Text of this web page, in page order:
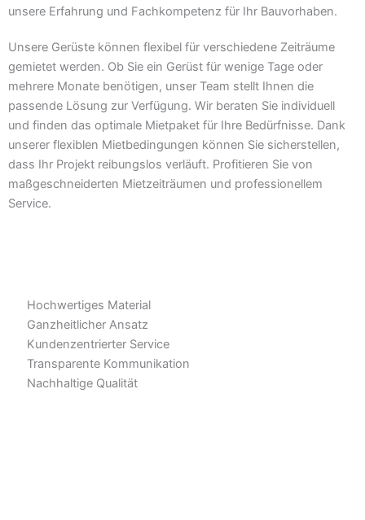
unsere Erfahrung und Fachkompetenz für Ihr Bauvorhaben.
Unsere Gerüste können flexibel für verschiedene Zeiträume
gemietet werden. Ob Sie ein Gerüst für wenige Tage oder
mehrere Monate benötigen, unser Team stellt Ihnen die
passende Lösung zur Verfügung. Wir beraten Sie individuell
und finden das optimale Mietpaket für Ihre Bedürfnisse. Dank
unserer flexiblen Mietbedingungen können Sie sicherstellen,
dass Ihr Projekt reibungslos verläuft. Profitieren Sie von
maßgeschneiderten Mietzeiträumen und professionellem
Service.
Hochwertiges Material
Ganzheitlicher Ansatz
Kundenzentrierter Service
Transparente Kommunikation
Nachhaltige Qualität